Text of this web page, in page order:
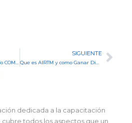
dedicada a la capacitación
todos los aspectos que un
SIGUIENTE